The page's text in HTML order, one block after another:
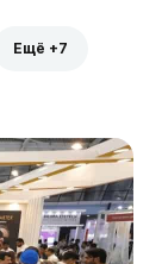
Ещё +7